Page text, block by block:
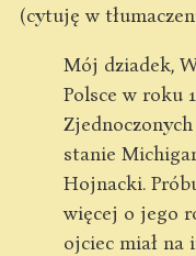
(cytuję w
Mój dziadek,
Polsce w roku
stanie
Hojnacki.
więcej o jego
ojciec miał na